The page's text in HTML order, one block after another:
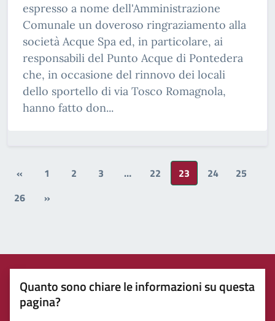
espresso a nome dell'Amministrazione
Comunale un doveroso ringraziamento alla
società Acque Spa ed, in particolare, ai
responsabili del Punto Acque di Pontedera
che, in occasione del rinnovo dei locali
dello sportello di via Tosco Romagnola,
hanno fatto don...
« 1 2 3 … 22 23 24
25
26
»
Quanto sono chiare le informazioni su questa
pagina?